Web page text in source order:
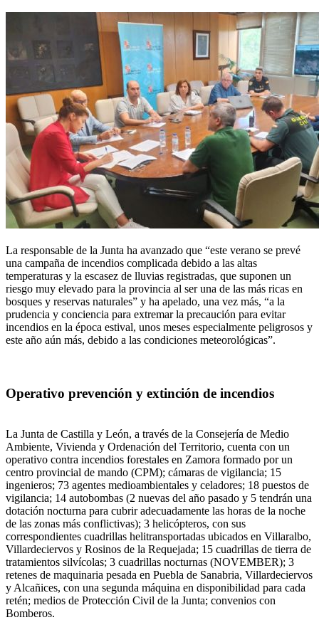
La responsable de la Junta ha avanzado que “este verano se prevé
una campaña de incendios complicada debido a las altas
temperaturas y la escasez de lluvias registradas, que suponen un
riesgo muy elevado para la provincia al ser una de las más ricas en
bosques y reservas naturales” y ha apelado, una vez más, “a la
prudencia y conciencia para extremar la precaución para evitar
incendios en la época estival, unos meses especialmente peligrosos y
este año aún más, debido a las condiciones meteorológicas”.
Operativo prevención y extinción de incendios
La Junta de Castilla y León, a través de la Consejería de Medio
Ambiente, Vivienda y Ordenación del Territorio, cuenta con un
operativo contra incendios forestales en Zamora formado por un
centro provincial de mando (CPM); cámaras de vigilancia; 15
ingenieros; 73 agentes medioambientales y celadores; 18 puestos de
vigilancia; 14 autobombas (2 nuevas del año pasado y 5 tendrán una
dotación nocturna para cubrir adecuadamente las horas de la noche
de las zonas más conflictivas); 3 helicópteros, con sus
correspondientes cuadrillas helitransportadas ubicados en Villaralbo,
Villardeciervos y Rosinos de la Requejada; 15 cuadrillas de tierra de
tratamientos silvícolas; 3 cuadrillas nocturnas (NOVEMBER); 3
retenes de maquinaria pesada en Puebla de Sanabria, Villardeciervos
y Alcañices, con una segunda máquina en disponibilidad para cada
retén; medios de Protección Civil de la Junta; convenios con
Bomberos.